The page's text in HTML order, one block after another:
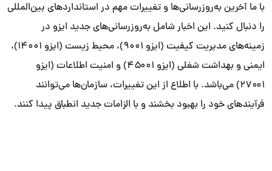
با ما آخرین به‌روزرسانی‌ها و تغییرات مهم در استانداردهای بین‌المللی
را دنبال کنید. این اخبار شامل به‌روزرسانی‌های جدید ایزو در
زمینه‌های مدیریت کیفیت (ایزو ۹۰۰۱)، محیط زیست (ایزو ۱۴۰۰۱)،
ایمنی و بهداشت شغلی (ایزو ۴۵۰۰۱) و امنیت اطلاعات (ایزو
۲۷۰۰۱) می‌باشد. با اطلاع از این تغییرات، سازمان‌ها می‌توانند
فرآیندهای خود را بهبود بخشند و با الزامات جدید انطباق پیدا کنند.